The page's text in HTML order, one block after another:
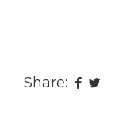
Share: